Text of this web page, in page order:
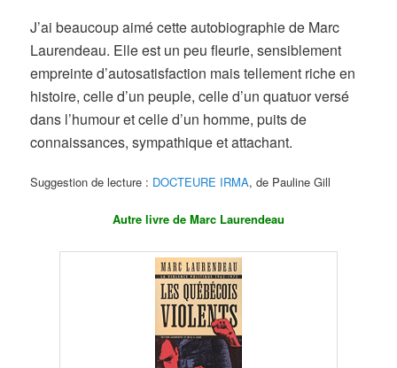
J’ai beaucoup aimé cette autobiographie de Marc
Laurendeau. Elle est un peu fleurie, sensiblement
empreinte d’autosatisfaction mais tellement riche en
histoire, celle d’un peuple, celle d’un quatuor versé
dans l’humour et celle d’un homme, puits de
connaissances, sympathique et attachant.
Suggestion de lecture : DOCTEURE IRMA, de Pauline Gill
Autre livre de Marc Laurendeau